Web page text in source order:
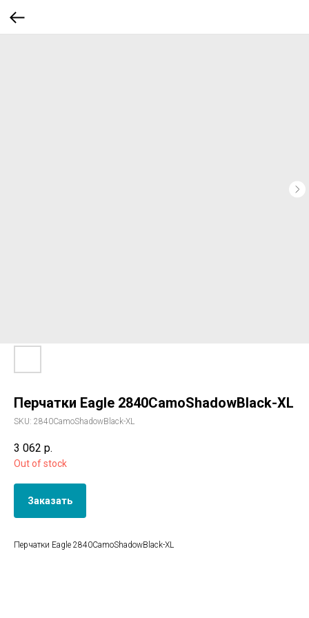
Перчатки Eagle 2840CamoShadowBlack-XL
SKU: 2840CamoShadowBlack-XL
3 062 р.
Out of stock
Заказать
Перчатки Eagle 2840CamoShadowBlack-XL